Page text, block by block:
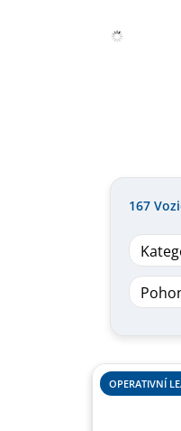
167
OPERATIVNÍ